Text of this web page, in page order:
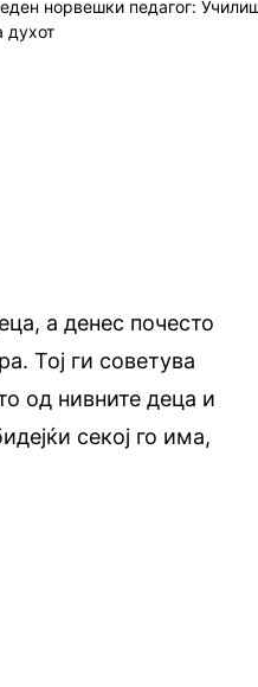
а денес почесто
Тој ги советува
од нивните деца и
секој го има,